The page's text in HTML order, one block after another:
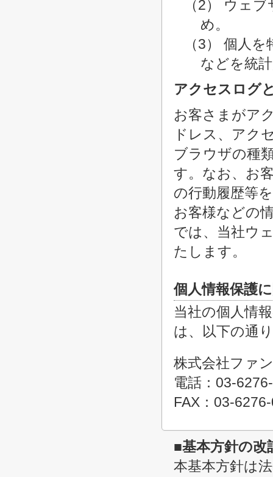
（2） ウェ
め。
（3） 個人
などを統
アクセスログ
お客さまがア
ドレス、アク
ブラウザの種
す。なお、お
の行動履歴等
お客様などの
では、当社ウ
たします。
個人情報保護
当社の個人情
は、以下の通
株式会社ファ
電話：03-
FAX：03-
■基本方針の改
本基本方針は